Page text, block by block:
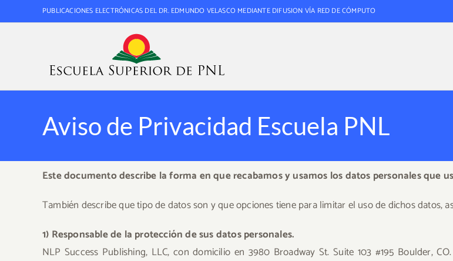
al
PUBLICACIONES ELECTRÓNICAS DEL DR. EDMUNDO VELASCO MEDIANTE DIFUSION VÍA RED DE CÓMPUTO
Aviso de Privacidad Escuela PNL
Este documento describe la forma en que recabamos y usamos los datos personales que
También describe que tipo de datos son y que opciones tiene para limitar el uso de dichos datos,
1) Responsable de la protección de sus datos personales.
NLP Success Publishing, LLC, con domicilio en 3980 Broadway St. Suite 103 #195 Boulder,